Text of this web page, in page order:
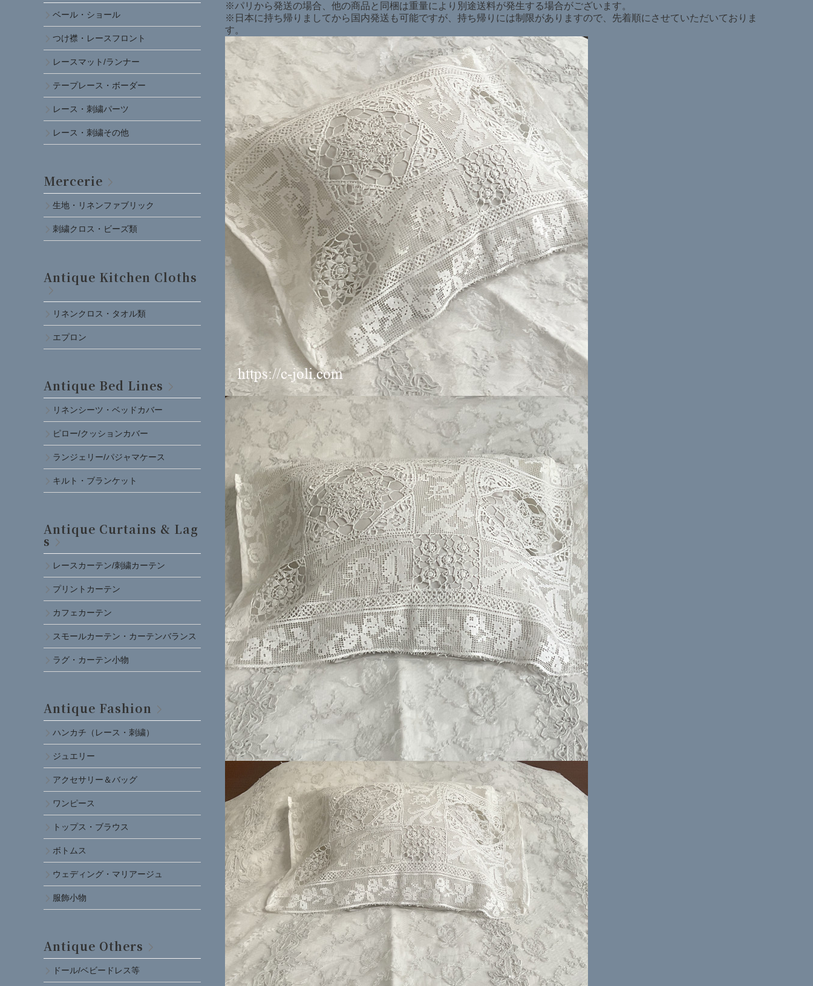
※パリから発送の場合、他の商品と同梱は重量により別途送料が発生する場合がございます。
※日本に持ち帰りましてから国内発送も可能ですが、持ち帰りには制限がありますので、先着順にさせていただいておりま
す。
ベール・ショール
つけ襟・レースフロント
レースマット/ランナー
テープレース・ボーダー
レース・刺繍パーツ
レース・刺繍その他
Mercerie
生地・リネンファブリック
刺繍クロス・ビーズ類
Antique Kitchen Cloths
リネンクロス・タオル類
エプロン
Antique Bed Lines
リネンシーツ・ベッドカバー
ピロー/クッションカバー
ランジェリー/パジャマケース
キルト・ブランケット
Antique Curtains & Lag
s
レースカーテン/刺繍カーテン
プリントカーテン
カフェカーテン
スモールカーテン・カーテンバランス
ラグ・カーテン小物
Antique Fashion
ハンカチ（レース・刺繍）
ジュエリー
アクセサリー＆バッグ
ワンピース
トップス・ブラウス
ボトムス
ウェディング・マリアージュ
服飾小物
Antique Others
ドール/ベビードレス等